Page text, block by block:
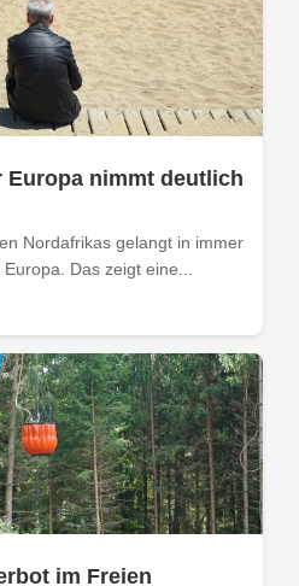
Europa nimmt deutlich
Nordafrikas gelangt in immer
Das zeigt eine...
im Freien